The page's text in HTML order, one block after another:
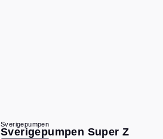
Sverigepumpen
Sverigepumpen Super Z